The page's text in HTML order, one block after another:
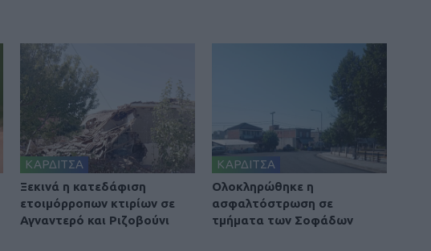
ΚΑΡΔΙΤΣΑ
Ξεκινά η κατεδάφιση
ετοιμόρροπων κτιρίων σε
Αγναντερό και Ριζοβούνι
ΚΑΡΔΙΤΣΑ
Ολοκληρώθηκε η
ασφαλτόστρωση σε
τμήματα των Σοφάδων